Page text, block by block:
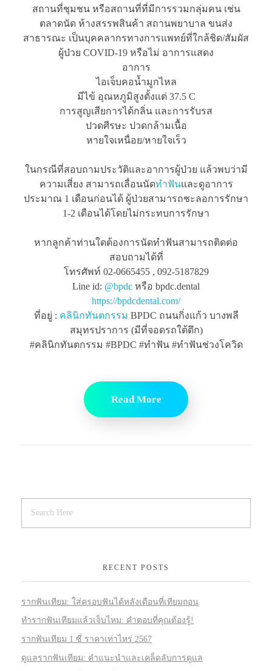
สถานที่ชุมชน หรือสถานที่ที่มีการรวมกลุ่มคน เช่น
ตลาดนัด ห้างสรรพสินค้า สถานพยาบาล ขนส่ง
สาธารณะ เป็นบุคคลากรทางการแพทย์ที่ใกล้ชิด/สัมผัส
ผู้ป่วย COVID-19 หรือไม่ อาการแสดง
อาการ
ไอเจ็บคอน้ำมูกไหล
มีไข้ อุณหภูมิสูงตั้งแต่ 37.5 C
การสูญเสียการได้กลิ่น และการรับรส
ปวดศีรษะ ปวดกล้ามเนื้อ
หายใจเหนื่อย/หายใจเร็ว
ในกรณีที่สอบถามประวัติและอาการผู้ป่วย แล้วพบว่ามี
ความเสี่ยง สามารถเลื่อนนัดทำฟันและดูอาการ
ประมาณ 1 เดือนก่อนได้ ผู้ป่วยสามารถชะลอการรักษา
1-2 เดือนได้โดยไม่กระทบการรักษา
หากลูกค้าท่านใดต้องการนัดทำฟันสามารถติดต่อ
สอบถามได้ที่
โทรศัพท์ 02-0665455 , 092-5187829
Line id: @bpdc หรือ bpdc.dental
https://bpdcdental.com/
ที่อยู่ : คลินิกทันตกรรม BPDC ถนนกิ่งแก้ว บางพลี
สมุทรปราการ (มีที่จอดรถใต้ตึก)
#คลินิกทันตกรรม #BPDC #ทำฟัน #ทำฟันช่วงโควิด
Read More
RECENT POSTS
รากฟันเทียม: ใส่ครอบฟันได้หลังเดือนที่เทียมถอน
ทำรากฟันเทียมแล้วเจ็บไหม: คำตอบที่คุณต้องรู้!
รากฟันเทียม 1 ซี่ ราคาเท่าไหร่ 2567
ดูแลรากฟันเทียม: คำแนะนำและเคล็ดลับการดูแล